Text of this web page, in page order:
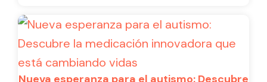
Nueva esperanza para el autismo: Descubre